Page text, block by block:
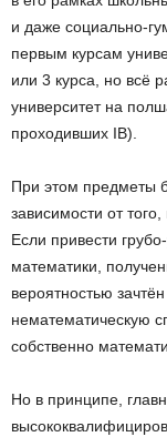
и даже социально-
первым курсам
или 3 курса, но всё
университет на
проходивших IB).
При этом предметы
зависимости от
Если привести
математики,
вероятностью
нематематическую
собственно
Но в принципе,